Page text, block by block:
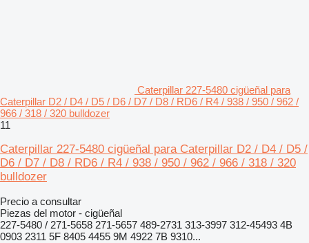
Caterpillar 227-5480 cigüeñal para
Caterpillar D2 / D4 / D5 / D6 / D7 / D8 / RD6 / R4 / 938 / 950 / 962 /
966 / 318 / 320 bulldozer
11
Caterpillar 227-5480 cigüeñal para Caterpillar D2 / D4 / D5 /
D6 / D7 / D8 / RD6 / R4 / 938 / 950 / 962 / 966 / 318 / 320
bulldozer
Precio a consultar
Piezas del motor - cigüeñal
227-5480 / 271-5658 271-5657 489-2731 313-3997 312-45493 4B
0903 2311 5F 8405 4455 9M 4922 7B 9310...